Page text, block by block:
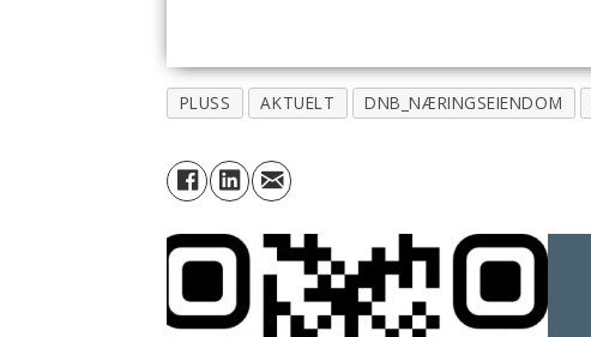
PLUSS AKTUELT DNB_NÆRINGSEIENDOM